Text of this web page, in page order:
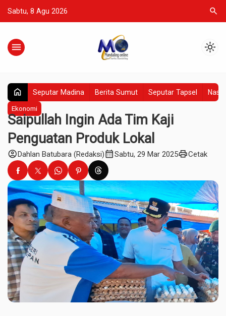
Sabtu, 8 Agu 2026 search
menu light_mode
home Seputar Madina Berita Sumut Seputar Tapsel
Ekonomi
Saipullah Ingin Ada Tim Kaji
Penguatan Produk Lokal
account_circleDahlan Batubara (Redaksi)calendar_monthSabtu, 29 Mar 2025printCetak